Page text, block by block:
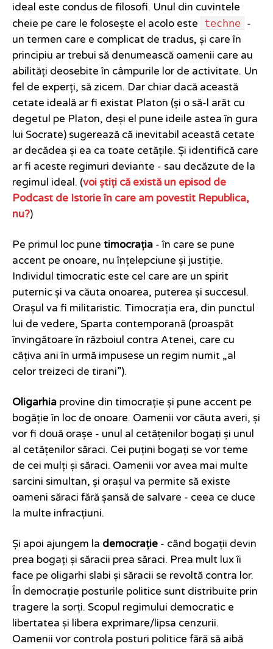
ideal este condus de filosofi. Unul din cuvintele
cheie pe care le folosește el acolo este techne -
un termen care e complicat de tradus, și care în
principiu ar trebui să denumească oamenii care au
abilități deosebite în câmpurile lor de activitate. Un
fel de experți, să zicem. Dar chiar dacă această
cetate ideală ar fi existat Platon (și o să-l arăt cu
degetul pe Platon, deși el pune ideile astea în gura
lui Socrate) sugerează că inevitabil această cetate
ar decădea și ea ca toate cetățile. Și identifică care
ar fi aceste regimuri deviante - sau decăzute de la
regimul ideal. (voi știți că există un episod de
Podcast de Istorie în care am povestit Republica,
nu?)
Pe primul loc pune timocrația - în care se pune
accent pe onoare, nu înțelepciune și justiție.
Individul timocratic este cel care are un spirit
puternic și va căuta onoarea, puterea și succesul.
Orașul va fi militaristic. Timocrația era, din punctul
lui de vedere, Sparta contemporană (proaspăt
învingătoare în războiul contra Atenei, care cu
câțiva ani în urmă impusese un regim numit „al
celor treizeci de tirani”).
Oligarhia provine din timocrație și pune accent pe
bogăție în loc de onoare. Oamenii vor căuta averi, și
vor fi două orașe - unul al cetățenilor bogați și unul
al cetățenilor săraci. Cei puțini bogați se vor teme
de cei mulți și săraci. Oamenii vor avea mai multe
sarcini simultan, și orașul va permite să existe
oameni săraci fără șansă de salvare - ceea ce duce
la multe infracțiuni.
Și apoi ajungem la democrație - când bogații devin
prea bogați și săracii prea săraci. Prea mult lux îi
face pe oligarhi slabi și săracii se revoltă contra lor.
În democrație posturile politice sunt distribuite prin
tragere la sorți. Scopul regimului democratic e
libertatea și libera exprimare/lipsa cenzurii.
Oamenii vor controla posturi politice fără să aibă